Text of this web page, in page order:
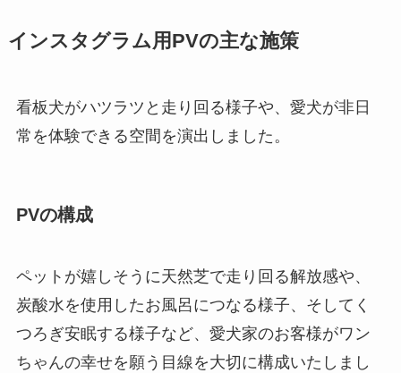
インスタグラム用PVの主な施策
看板犬がハツラツと走り回る様子や、愛犬が非日
常を体験できる空間を演出しました。
PVの構成
ペットが嬉しそうに天然芝で走り回る解放感や、
炭酸水を使用したお風呂につなる様子、そしてく
つろぎ安眠する様子など、愛犬家のお客様がワン
ちゃんの幸せを願う目線を大切に構成いたしまし